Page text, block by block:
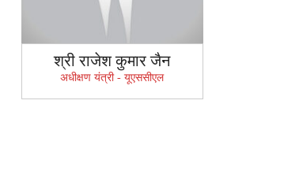
श्री राजेश कुमार जैन
अधीक्षण यंत्री - यूएससीएल